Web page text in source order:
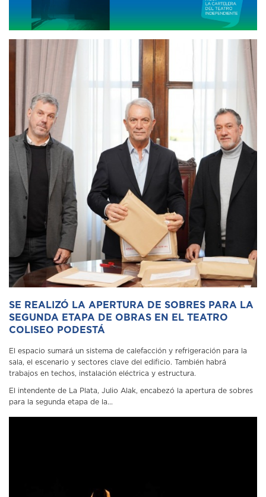
SE REALIZÓ LA APERTURA DE SOBRES PARA LA
SEGUNDA ETAPA DE OBRAS EN EL TEATRO
COLISEO PODESTÁ
El espacio sumará un sistema de calefacción y refrigeración para la
sala, el escenario y sectores clave del edificio. También habrá
trabajos en techos, instalación eléctrica y estructura.
El intendente de La Plata, Julio Alak, encabezó la apertura de sobres
para la segunda etapa de la...